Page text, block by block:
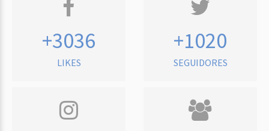
+3036
LIKES
+1020
SEGUIDORES